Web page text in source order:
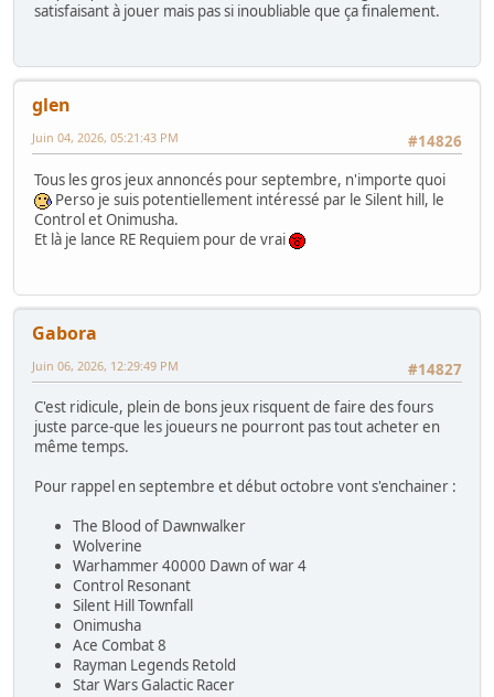
satisfaisant à jouer mais pas si inoubliable que ça finalement.
glen
#14826
Juin 04, 2026, 05:21:43 PM
Tous les gros jeux annoncés pour septembre, n'importe quoi
Perso je suis potentiellement intéressé par le Silent hill, le
Control et Onimusha.
Et là je lance RE Requiem pour de vrai
Gabora
#14827
Juin 06, 2026, 12:29:49 PM
C'est ridicule, plein de bons jeux risquent de faire des fours
juste parce-que les joueurs ne pourront pas tout acheter en
même temps.
Pour rappel en septembre et début octobre vont s'enchainer :
The Blood of Dawnwalker
Wolverine
Warhammer 40000 Dawn of war 4
Control Resonant
Silent Hill Townfall
Onimusha
Ace Combat 8
Rayman Legends Retold
Star Wars Galactic Racer